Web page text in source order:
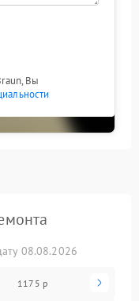
Вы
08.08.2026
1175 р